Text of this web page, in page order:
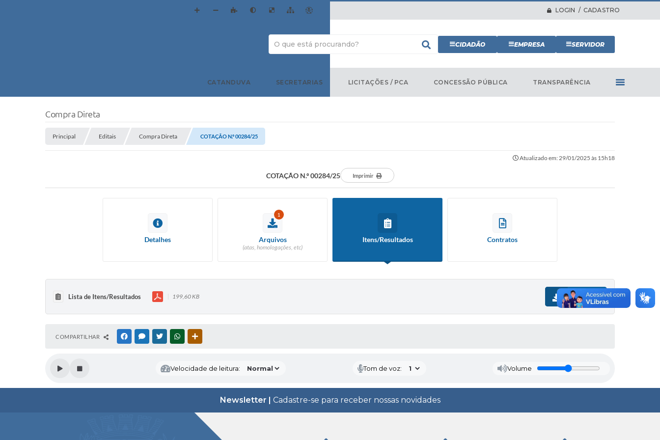
LOGIN / CADASTRO
CIDADÃO EMPRESA SERVIDOR
CATANDUVA SECRETARIAS LICITAÇÕES / PCA CONCESSÃO PÚBLICA TRANSPARÊNCIA
Compra Direta
Principal Editais Compra Direta COTAÇÃO N.º 00284/25
Atualizado em: 29/01/2025 às 15h18
COTAÇÃO N.º 00284/25 Imprimir
Detalhes
1
Arquivos
(atas, homologações, etc)
Itens/Resultados Contratos
Lista de Itens/Resultados 199,60 KB Download
COMPARTILHAR FACEBOOKMESSENGER
TWITTERWHATSAPP
Velocidade de leitura: Tom de voz: Volume
Newsletter | Cadastre-se para receber nossas novidades